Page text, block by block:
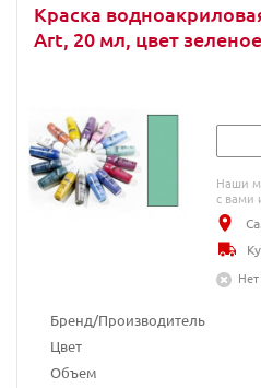
Краска
Art, 20 мл, цвет
Бренд/Производитель
Цвет
Объем
Наши
с вами